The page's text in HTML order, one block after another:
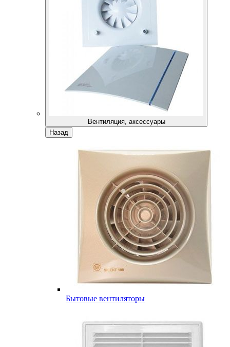
Вентиляция, аксессуары
Назад
Бытовые вентиляторы